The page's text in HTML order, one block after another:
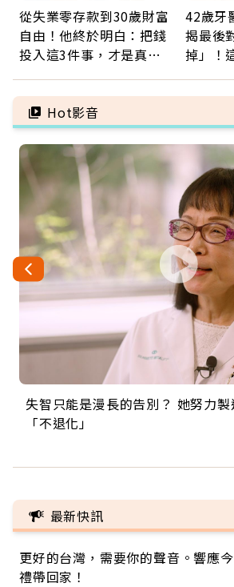
從失業零存款到30歲財富
自由！他終於明白：把錢
投入這3件事，才是真正
42歲牙
揭最後
掉」！
因：
命交換
Hot影音
失智只能是漫長的告別？ 她努力
「不退化」
來自剛果的巧克力神父 為台灣奉獻
的家，我連作夢都講台語！」
63歲卸矽谷副總、搬回台灣找快樂
丑」走進安養院，逗樂上萬爺奶：
104歲打破金氏世界紀錄 成為全球
手，分享長壽的秘密原來是「這個」
事業巔峰他選擇追夢…黑手阿伯拉
巨蛋！連CNN都大讚！
最新快訊
更好的台灣，需要你的聲音。響應
禮帶回家！